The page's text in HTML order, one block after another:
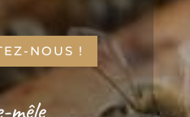
NOUS !
mêle